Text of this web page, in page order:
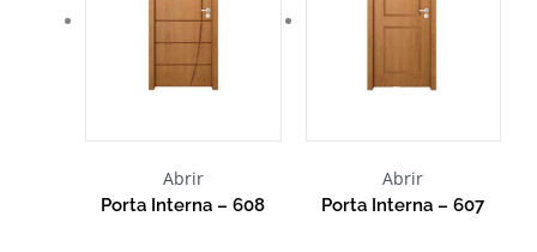
Abrir
Porta Interna – 608
Abrir
Porta Interna – 607